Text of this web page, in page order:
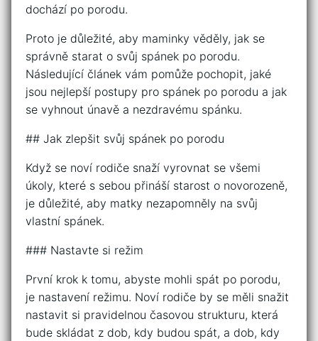
dochází po porodu.
Proto je důležité, aby maminky věděly, jak se
správně starat o svůj spánek po porodu.
Následující článek vám pomůže pochopit, jaké
jsou nejlepší postupy pro spánek po porodu a jak
se vyhnout únavě a nezdravému spánku.
## Jak zlepšit svůj spánek po porodu
Když se noví rodiče snaží vyrovnat se všemi
úkoly, které s sebou přináší starost o novorozeně,
je důležité, aby matky nezapomněly na svůj
vlastní spánek.
### Nastavte si režim
První krok k tomu, abyste mohli spát po porodu,
je nastavení režimu. Noví rodiče by se měli snažit
nastavit si pravidelnou časovou strukturu, která
bude skládat z dob, kdy budou spát, a dob, kdy